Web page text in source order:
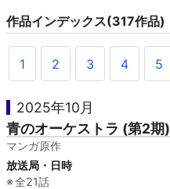
作品インデックス(317作品)
1 2 3 4 5
2025年10月
青のオーケストラ (第2期)
マンガ原作
放送局・日時
全21話